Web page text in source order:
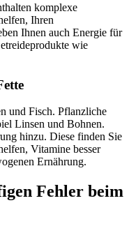
komplexe
Ihren
Ihnen auch Energie für
wie
und Fisch. Pflanzliche
Linsen und Bohnen.
hinzu. Diese finden Sie
Vitamine besser
Ernährung.
Fehler beim